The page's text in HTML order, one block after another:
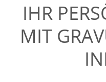
IHR
MIT